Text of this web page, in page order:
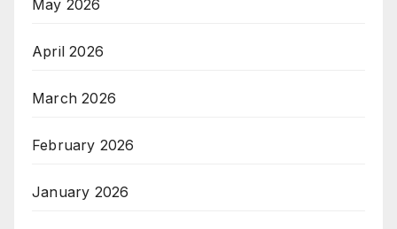
May 2026
April 2026
March 2026
February 2026
January 2026